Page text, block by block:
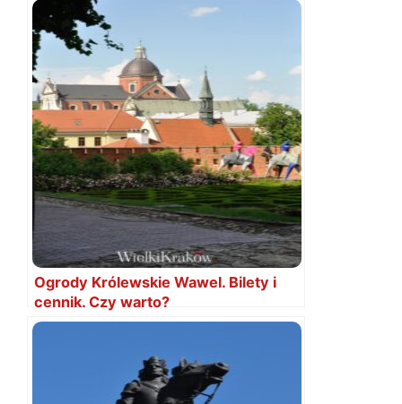
Ogrody Królewskie Wawel. Bilety i
cennik. Czy warto?